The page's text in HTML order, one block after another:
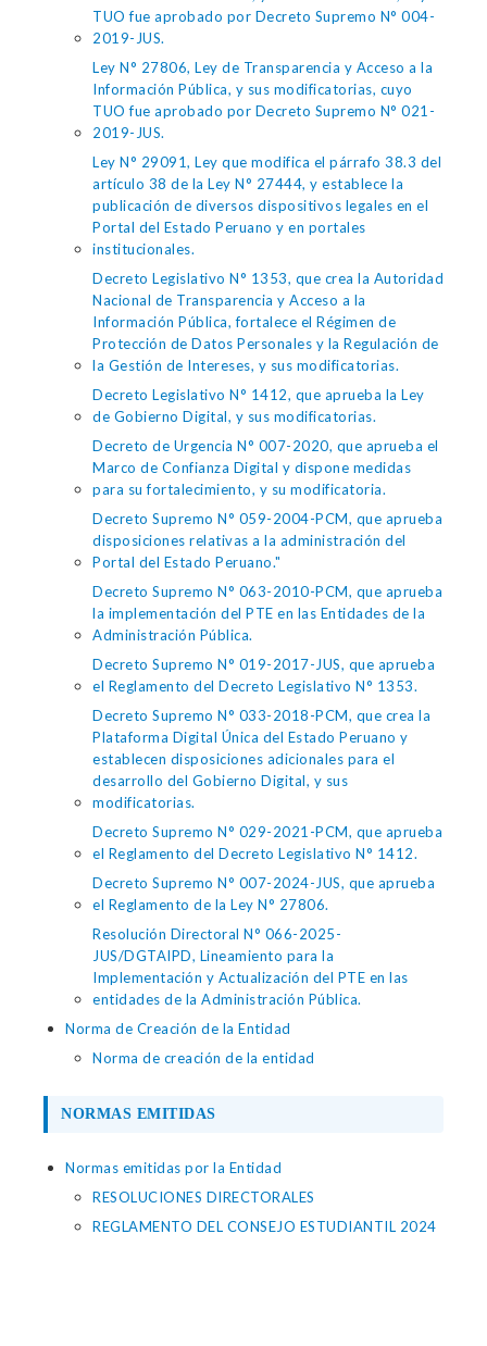
TUO fue aprobado por Decreto Supremo N° 004-
2019-JUS.
Ley N° 27806, Ley de Transparencia y Acceso a la
Información Pública, y sus modificatorias, cuyo
TUO fue aprobado por Decreto Supremo N° 021-
2019-JUS.
Ley N° 29091, Ley que modifica el párrafo 38.3 del
artículo 38 de la Ley N° 27444, y establece la
publicación de diversos dispositivos legales en el
Portal del Estado Peruano y en portales
institucionales.
Decreto Legislativo N° 1353, que crea la Autoridad
Nacional de Transparencia y Acceso a la
Información Pública, fortalece el Régimen de
Protección de Datos Personales y la Regulación de
la Gestión de Intereses, y sus modificatorias.
Decreto Legislativo N° 1412, que aprueba la Ley
de Gobierno Digital, y sus modificatorias.
Decreto de Urgencia N° 007-2020, que aprueba el
Marco de Confianza Digital y dispone medidas
para su fortalecimiento, y su modificatoria.
Decreto Supremo N° 059-2004-PCM, que aprueba
disposiciones relativas a la administración del
Portal del Estado Peruano."
Decreto Supremo N° 063-2010-PCM, que aprueba
la implementación del PTE en las Entidades de la
Administración Pública.
Decreto Supremo N° 019-2017-JUS, que aprueba
el Reglamento del Decreto Legislativo N° 1353.
Decreto Supremo N° 033-2018-PCM, que crea la
Plataforma Digital Única del Estado Peruano y
establecen disposiciones adicionales para el
desarrollo del Gobierno Digital, y sus
modificatorias.
Decreto Supremo N° 029-2021-PCM, que aprueba
el Reglamento del Decreto Legislativo N° 1412.
Decreto Supremo N° 007-2024-JUS, que aprueba
el Reglamento de la Ley N° 27806.
Resolución Directoral N° 066-2025-
JUS/DGTAIPD, Lineamiento para la
Implementación y Actualización del PTE en las
entidades de la Administración Pública.
Norma de Creación de la Entidad
Norma de creación de la entidad
NORMAS EMITIDAS
Normas emitidas por la Entidad
RESOLUCIONES DIRECTORALES
REGLAMENTO DEL CONSEJO ESTUDIANTIL 2024